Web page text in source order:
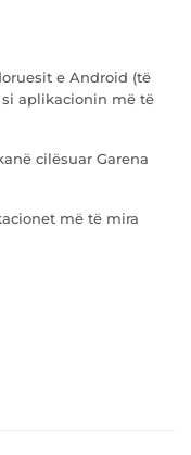
e Android (të
si aplikacionin më të
cilësuar Garena
më të mira